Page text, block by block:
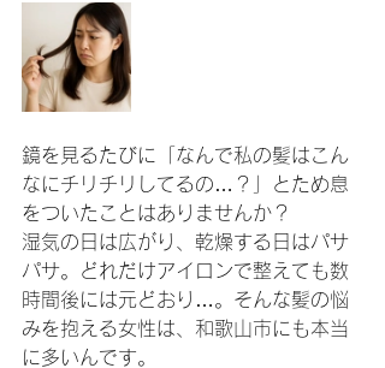
鏡を見るたびに「なんで私の髪はこん
なにチリチリしてるの…？」とため息
をついたことはありませんか？
湿気の日は広がり、乾燥する日はパサ
パサ。どれだけアイロンで整えても数
時間後には元どおり…。そんな髪の悩
みを抱える女性は、和歌山市にも本当
に多いんです。